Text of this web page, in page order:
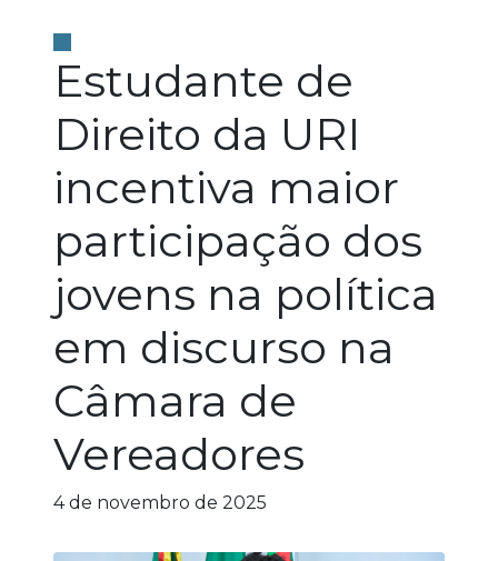
Estudante de
Direito da URI
incentiva maior
participação dos
jovens na política
em discurso na
Câmara de
Vereadores
4 de novembro de 2025